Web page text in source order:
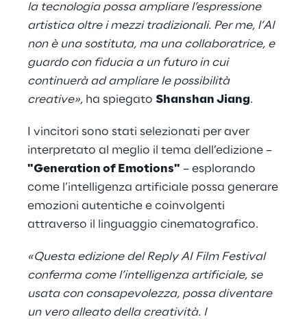
la tecnologia possa ampliare l’espressione
artistica oltre i mezzi tradizionali. Per me, l’AI
non è una sostituta, ma una collaboratrice, e
guardo con fiducia a un futuro in cui
continuerà ad ampliare le possibilità
creative», ha spiegato Shanshan Jiang.
I vincitori sono stati selezionati per aver
interpretato al meglio il tema dell’edizione –
"Generation of Emotions" – esplorando
come l’intelligenza artificiale possa generare
emozioni autentiche e coinvolgenti
attraverso il linguaggio cinematografico.
«Questa edizione del Reply AI Film Festival
conferma come l’intelligenza artificiale, se
usata con consapevolezza, possa diventare
un vero alleato della creatività. I